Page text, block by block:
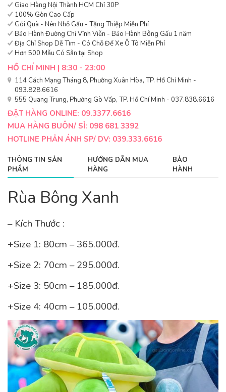
Giao Hàng Nội Thành HCM Chỉ 30P
100% Gòn Cao Cấp
Gói Quà - Nén Nhỏ Gấu - Tặng Thiệp Miễn Phí
Bảo Hành Đường Chỉ Vĩnh Viễn - Bảo Hành Bông Gấu 1 năm
Địa Chỉ Shop Dễ Tìm - Có Chỗ Để Xe Ô Tô Miễn Phí
Hơn 500 Mẫu Có Sẵn tại Shop
HỒ CHÍ MINH | 8:30 - 23:00
114 Cách Mạng Tháng 8, Phường Xuân Hòa, TP. Hồ Chí Minh -
093.828.6616
555 Quang Trung, Phường Gò Vấp, TP. Hồ Chí Minh - 037.838.6616
ĐẶT HÀNG ONLINE: 09.3377.6616
MUA HÀNG BUÔN/ SỈ: 098 681 3392
HOTLINE PHẢN ÁNH SP/ DV: 039.333.6616
THÔNG TIN SẢN
PHẨM
HƯỚNG DẪN MUA
HÀNG
BẢO
HÀNH
Rùa Bông Xanh
– Kích Thước :
+Size 1: 80cm – 365.000đ.
+Size 2: 70cm – 295.000đ.
+Size 3: 50cm – 185.000đ.
+Size 4: 40cm – 105.000đ.